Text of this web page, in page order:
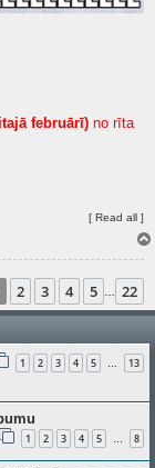
februārī) no rīta
[ Read all ]
2 3 4 5 22
1 2 3 4 5 … 13
1 2 3 4 5 … 8